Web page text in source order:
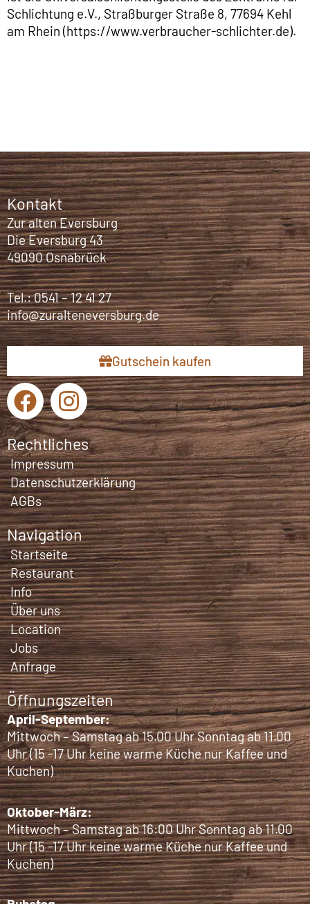
Schlichtung e.V., Straßburger Straße 8, 77694 Kehl
am Rhein (https://www.verbraucher-schlichter.de).
Kontakt
Zur alten Eversburg
Die Eversburg 43
49090 Osnabrück
Tel.:0541 – 12 41 27
info@zuralteneversburg.de
Gutschein kaufen
F
a
c
e
b
o
o
k
I
n
s
t
a
g
r
a
m
Rechtliches
Impressum
Datenschutzerklärung
AGBs
Navigation
Startseite
Restaurant
Info
Über uns
Location
Jobs
Anfrage
Öffnungszeiten
April-September:
Mittwoch – Samstag ab 15.00 Uhr Sonntag ab 11.00
Uhr (15 -17 Uhr keine warme Küche nur Kaffee und
Kuchen)
Oktober-März:
Mittwoch – Samstag ab 16:00 Uhr Sonntag ab 11.00
Uhr (15 -17 Uhr keine warme Küche nur Kaffee und
Kuchen)